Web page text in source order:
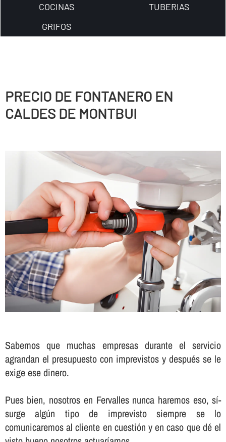
COCINAS
TUBERIAS
GRIFOS
PRECIO DE FONTANERO EN
CALDES DE MONTBUI
Sabemos que muchas empresas durante el servicio
agrandan el presupuesto con imprevistos y después se le
exige ese dinero.
Pues bien, nosotros en Fervalles nunca haremos eso, sí­
surge algún tipo de imprevisto siempre se lo
comunicaremos al cliente en cuestión y en caso que dé el